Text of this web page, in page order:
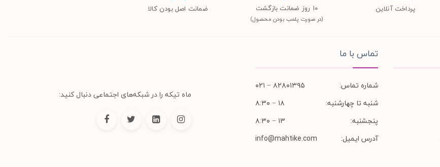
پرداخت آنلاین ١٠ روز ضمانت بازگشت
(در صورت پلمب بودن محصول)
ضمانت اصل بودن کالا
تماس با ما
شماره تماس:
۸۲۸۰۱۳۹۵ − ۰۲۱
شنبه تا چهارشنبه:
۱۸ − ۸:۳۰
پنجشنبه:
۱۳ − ۸:۳۰
آدرس ایمیل:
info@mahtike.com
ماه تیکه را در شبکه‌های اجتماعی دنبال کنید: